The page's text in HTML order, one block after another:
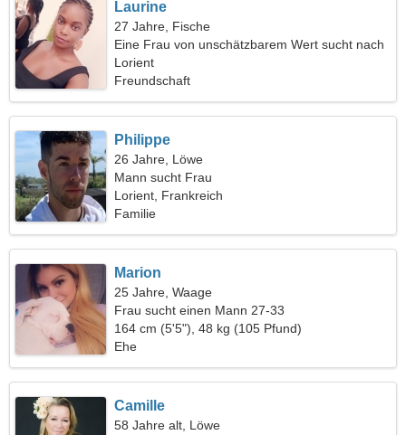
Laurine
27 Jahre, Fische
Eine Frau von unschätzbarem Wert sucht nach
jemandem wie Ihnen
Lorient
Freundschaft
Philippe
26 Jahre, Löwe
Mann sucht Frau
Lorient, Frankreich
Familie
Marion
25 Jahre, Waage
Frau sucht einen Mann 27-33
164 cm (5'5"), 48 kg (105 Pfund)
Ehe
Camille
58 Jahre alt, Löwe